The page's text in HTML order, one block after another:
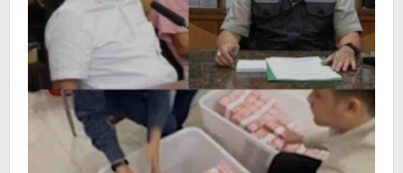
dan
Pengungkapan
Kasus